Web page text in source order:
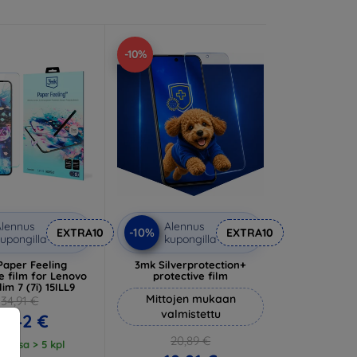
EXTRA10
Feeling
film for Lenovo
7 (7i) 15ILL9
34,91 €
31,42 €
> 5 kpl
-10%
-10%
Alennus
kupongilla
EXTRA10
3mk Silverprotection+
protective film
Mittojen mukaan
valmistettu
20,89 €